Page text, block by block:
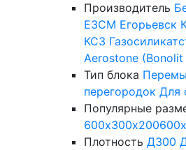
Производитель
ЕЗСМ Егорьевск
КСЗ
Aerostone
Тип блока
перегородок Для
Популярные
600х300х200
Плотность Д300